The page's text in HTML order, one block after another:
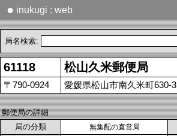
● inukugi : web
局名検索:
61118 松山久米郵便局
〒790-0924 愛媛県松山市南久米町630-3
郵便局の詳細
局の分類
無集配の直営局